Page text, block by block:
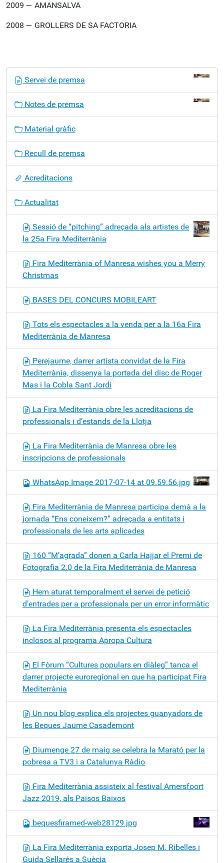
2009 — AMANSALVA
2008 — GROLLERS DE SA FACTORIA
ó
Servei de premsa
Notes de premsa
Material gràfic
Recull de premsa
Acreditacions
Actualitat
Sessió de “pitching” adreçada als artistes de
la 25a Fira Mediterrània
Fira Mediterrània of Manresa wishes you a Merry
Christmas
BASES DEL CONCURS MOBILEART
Tots els espectacles a la venda per a la 16a Fira
Mediterrània de Manresa
Perejaume, darrer artista convidat de la Fira
Mediterrània, dissenya la portada del disc de Roger
Mas i la Cobla Sant Jordi
La Fira Mediterrània obre les acreditacions de
professionals i d’estands de la Llotja
La Fira Mediterrània de Manresa obre les
inscripcions de professionals
WhatsApp Image 2017-07-14 at 09.59.56.jpg
Fira Mediterrània de Manresa participa demà a la
jornada “Ens coneixem?” adreçada a entitats i
professionals de les arts aplicades
160 “M’agrada” donen a Carla Hajjar el Premi de
Fotografia 2.0 de la Fira Mediterrània de Manresa
Hem aturat temporalment el servei de petició
d’entrades per a professionals per un error informàtic
La Fira Mediterrània presenta els espectacles
inclosos al programa Apropa Cultura
El Fòrum “Cultures populars en diàleg” tanca el
darrer projecte euroregional en que ha participat Fira
Mediterrània
Un nou blog explica els projectes guanyadors de
les Beques Jaume Casademont
Diumenge 27 de maig se celebra la Marató per la
pobresa a TV3 i a Catalunya Ràdio
Fira Mediterrània assisteix al festival Amersfoort
Jazz 2019, als Països Baixos
bequesfiramed-web28129.jpg
La Fira Mediterrània exporta Josep M. Ribelles i
Guida Sellarès a Suècia